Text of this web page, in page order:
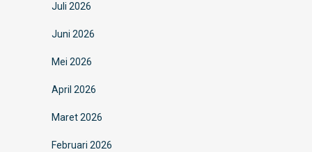
Juli 2026
Juni 2026
Mei 2026
April 2026
Maret 2026
Februari 2026